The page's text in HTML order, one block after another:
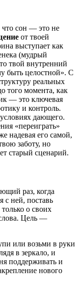
что сон — это не
от твоей
выступает как
(мудрый
твой внутренний
быть целостной». С
реальных
того момента, как
— это ключевая
и контроль.
дающего.
«переиграть»
надевая его самой,
заботу, но
старый сценарий.
раз, когда
с ней, поставь
о своих
Цель —
или возьми в руки
в зеркало, и
поддерживать и
нового